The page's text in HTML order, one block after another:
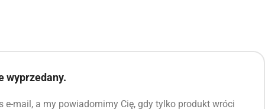
wyprzedany.
e-mail, a my powiadomimy Cię, gdy tylko produkt wróci